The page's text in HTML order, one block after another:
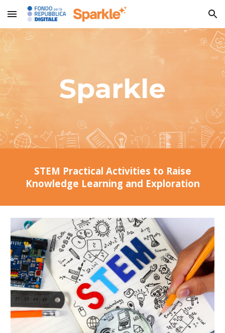
Skip to main content Skip to navigation
Sparkle
STEM Practical Activities to Raise
Knowledge Learning and Exploration